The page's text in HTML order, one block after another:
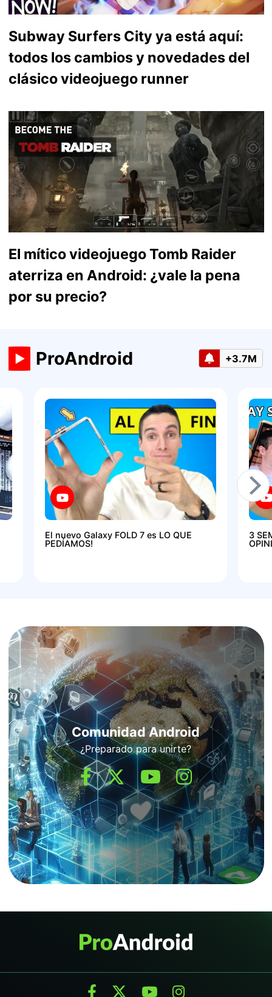
Subway Surfers City ya está aquí:
todos los cambios y novedades del
clásico videojuego runner
El mítico videojuego Tomb Raider
aterriza en Android: ¿vale la pena
por su precio?
ProAndroid +3.7M
El nuevo Galaxy FOLD 7 es LO QUE
PEDÍAMOS!
3
Comunidad Android
¿Preparado para unirte?